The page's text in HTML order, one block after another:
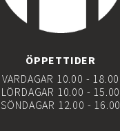
ÖPPETTIDER
VARDAGAR 10.00 - 18.00
LÖRDAGAR 10.00 - 15.00
SÖNDAGAR 12.00 - 16.00